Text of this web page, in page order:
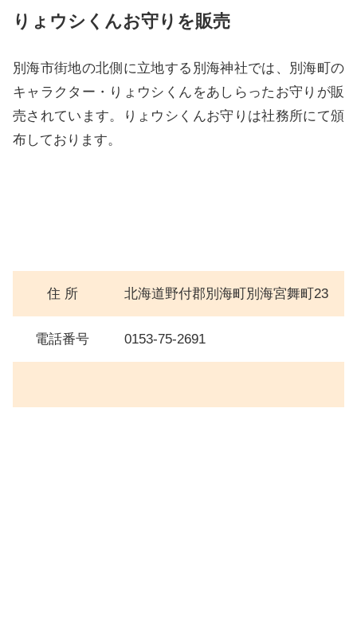
りょウシくんお守りを販売
別海市街地の北側に立地する別海神社では、別海町の
キャラクター・りょウシくんをあしらったお守りが販
売されています。りょウシくんお守りは社務所にて頒
布しております。
住 所 北海道野付郡別海町別海宮舞町23
電話番号 0153-75-2691